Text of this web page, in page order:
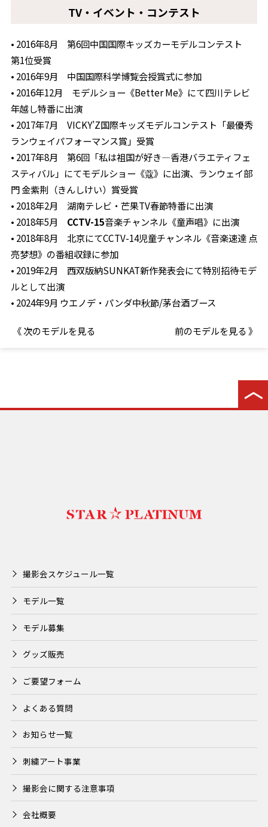
TV・イベント・コンテスト
• 2016年8月 第6回中国国際キッズカーモデルコンテスト
第1位受賞
• 2016年9月 中国国際科学博覧会授賞式に参加
• 2016年12月 モデルショー《Better Me》にて四川テレビ
年越し特番に出演
• 2017年7月 VICKY’Z国際キッズモデルコンテスト「最優秀
ランウェイパフォーマンス賞」受賞
• 2017年8月 第6回「私は祖国が好き―香港バラエティフェ
スティバル」にてモデルショー《蔻》に出演、ランウェイ部
門 金紫荆（きんしけい）賞受賞
• 2018年2月 湖南テレビ・芒果TV春節特番に出演
• 2018年5月 CCTV-15音楽チャンネル《童声唱》に出演
• 2018年8月 北京にてCCTV-14児童チャンネル《音楽速達 点
亮梦想》の番組収録に参加
• 2019年2月 西双版納SUNKAT新作発表会にて特別招待モデ
ルとして出演
• 2024年9月 ウエノデ・パンダ中秋節/茅台酒ブース
《 次のモデルを見る 前のモデルを見る 》
撮影会スケジュール一覧
モデル一覧
モデル募集
グッズ販売
ご要望フォーム
よくある質問
お知らせ一覧
刺繍アート事業
撮影会に関する注意事項
会社概要